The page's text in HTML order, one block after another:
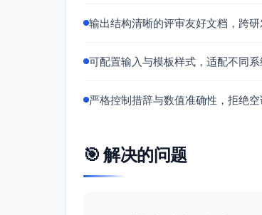
差异，差异在统计误差范
约束条件：
必须使用开源缓存与消息
需求标题：跨分区一致性审计
需求描述：在跨分区（跨机房
输出结构清晰的评审友好文档，跨
可配置输入与模板样式，适配不同
严格控制措辞与数值准确性，拒绝
🎯 解决的问题